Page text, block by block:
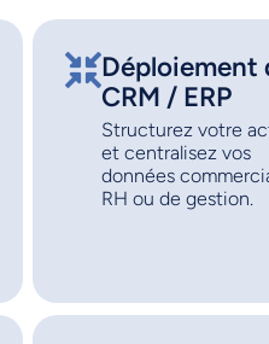
Déploiement
CRM / ERP
Structurez votre
et centralisez vos
données
RH ou de gestion.